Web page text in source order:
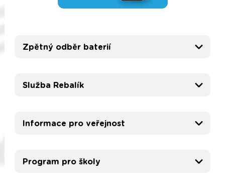
Zpětný odběr baterií
Služba Rebalík
Informace pro veřejnost
Program pro školy